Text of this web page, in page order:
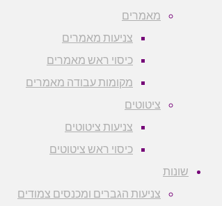
מאמרים
צניעות מאמרים
כיסוי ראש מאמרים
מקומות עבודה מאמרים
ציטוטים
צניעות ציטוטים
כיסוי ראש ציטוטים
שונות
צניעות הגברים ומכנסים צמודים